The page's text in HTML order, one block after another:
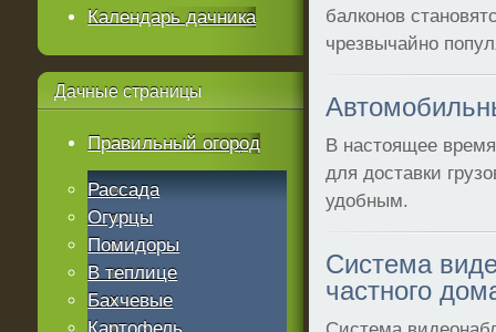
балконов
чрезвычайно
В настоящее
для доставки
удобным.
Система
частного
Календарь дачника
Дачные страницы
Правильный огород
Рассада
Огурцы
Помидоры
В теплице
Бахчевые